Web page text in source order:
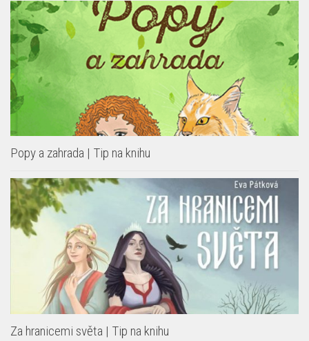
Popy a zahrada | Tip na knihu
Za hranicemi světa | Tip na knihu